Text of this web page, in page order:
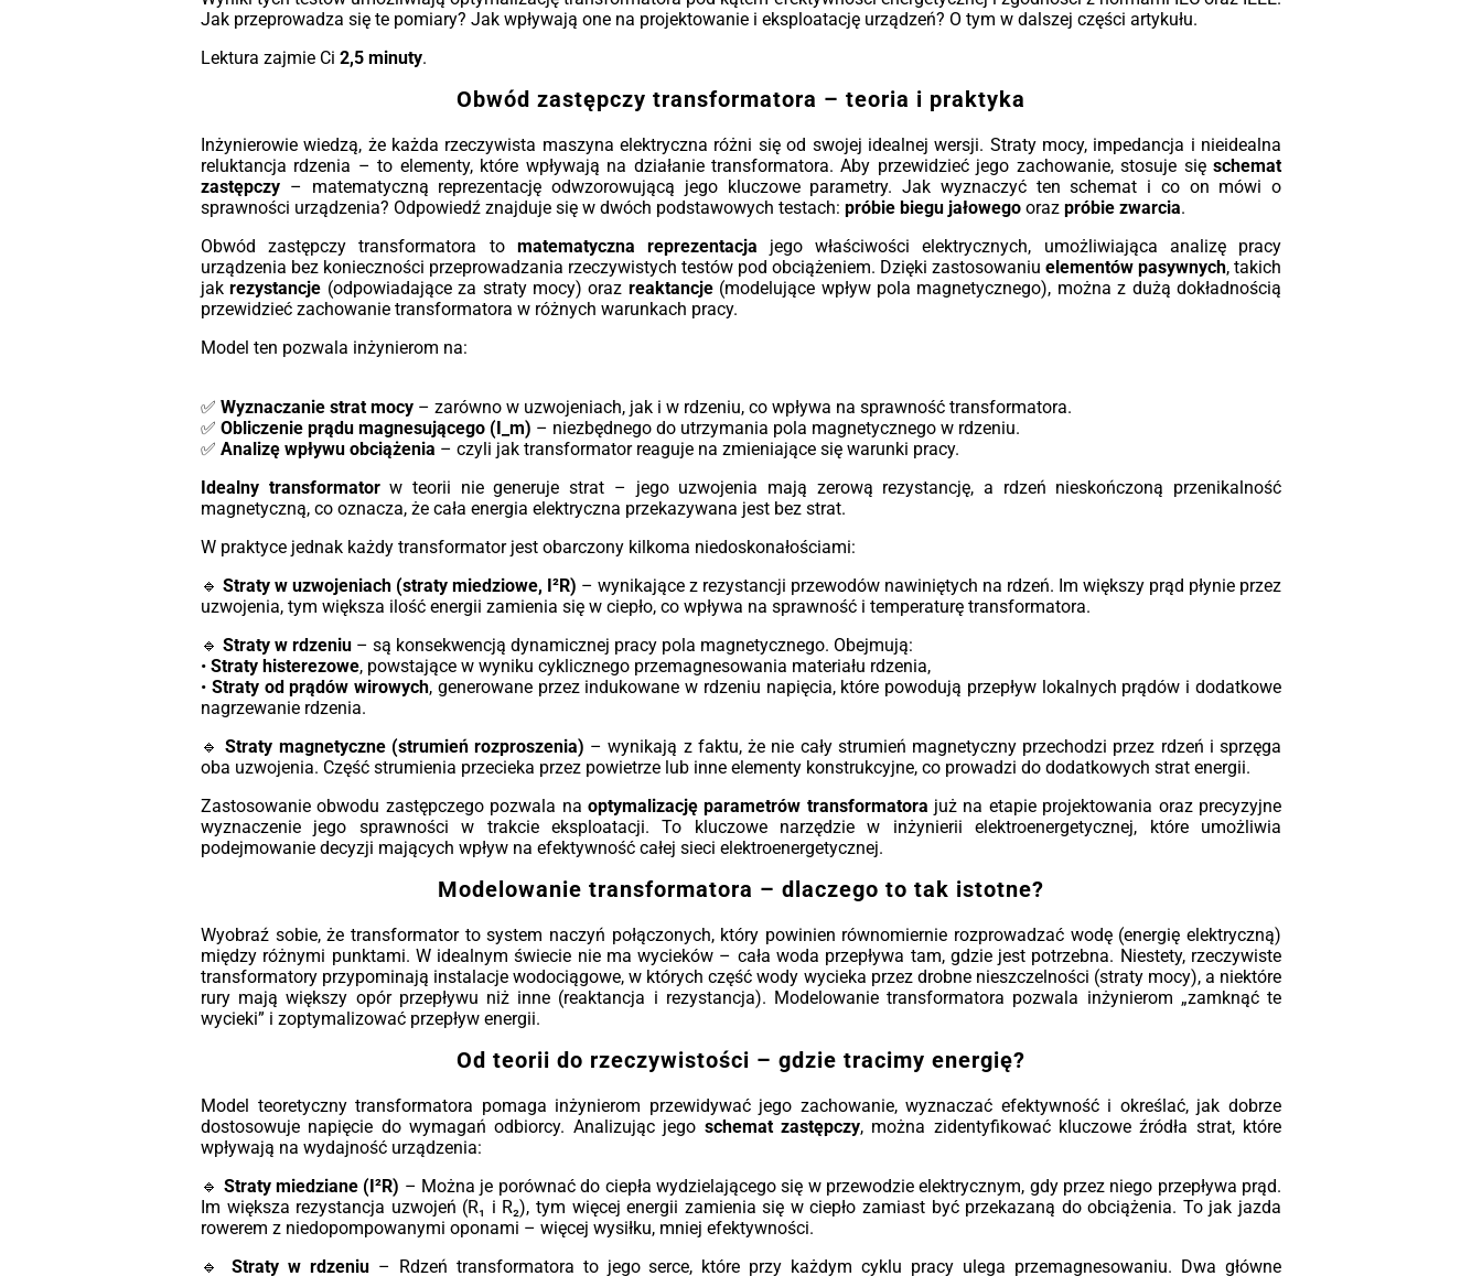
minimalne straty. Wyposażone w
możliwością blokady oraz porcelanowe
napięcia (NN), te transformatory oferują
Zaprojektowane do montażu zarówno
wewnątrz, jak i na zewnątrz, transformatory
MarkoEco2 oferują różnorodne opcje
zabezpieczeń i monitoringu, co zwiększa
Zaangażowanie firmy Energeks w jakość
jest widoczne w zgodności
transformatorów MarkoEco2 z surowymi
60076-1 oraz rozporządzeniami Ecodesign
gwarantują optymalną wydajność przy
minimalnych wymaganiach
konserwacyjnych, co czyni je niezawodną
inwestycją na przyszłość.
Dzięki możliwości monitorowania w czasie
rzeczywistym, transformatory olejowe
MarkoEco2 optymalizują koszty operacyjne
i zwiększają bezpieczeństwo. Solidna
konstrukcja i użycie materiałów odpornych
na korozję zapewniają długotrwałą
trwałość, co czyni te transformatory
idealnymi do zastosowań w energetyce
odnawialnej, przemyśle oraz w sektorze
energetyki wiatrowej. Wybierz
transformatory olejowe MarkoEco2, aby
niezawodnością i efektywnością
energetyczną.
jest samogasnący (klasa F1), co czyni go
biurowców czy zakładów przemysłowych,
gdzie ryzyko pożaru musi być zredukowane
Ekonomia pracy zgodnie z EcoDesign
Każdy transformator z serii TeoEco2,
niezależnie czy jest to jednostka 100 kVA
EcoDesign Tier 2 (Etap II). Zastosowanie
wysokiej jakości rdzeni magnetycznych
oraz uzwojeń aluminiowych pozwoliło nam
mniejszy ślad węglowy.
Elastyczność konfiguracji
inwestycja jest inna. Standardowo nasze
urządzenia pracują w chłodzeniu
naturalnym (AN) do temperatury otoczenia
pozwala na bezpieczne przeciążenie
jednostki w szczytach zapotrzebowania.
trudniejszych warunkach środowiskowych
Kluczowe parametry w skrócie:
15 MVA przy napięciu izolacji do 36 kV.
zanieczyszczenia.
Zabezpieczenia:
W standardzie montujemy
czujniki temperatury PTC lub PT100, które
współpracując z przekaźnikiem, chronią
urządzenie przed przegrzaniem.
na wstrząsy i drgania, a dzięki zwartej
konstrukcji łatwo je zintegrować w stacjach
pomieszczeniach technicznych.
Jak przeprowadza się te pomiary? Jak wpływają one na projektowanie i eksploatację urządzeń? O tym w dalszej części artykułu.
Lektura zajmie Ci 2,5 minuty.
Obwód zastępczy transformatora – teoria i praktyka
Inżynierowie wiedzą, że każda rzeczywista maszyna elektryczna różni się od swojej idealnej wersji. Straty mocy, impedancja i nieidealna
reluktancja rdzenia – to elementy, które wpływają na działanie transformatora. Aby przewidzieć jego zachowanie, stosuje się schemat
zastępczy – matematyczną reprezentację odwzorowującą jego kluczowe parametry. Jak wyznaczyć ten schemat i co on mówi o
sprawności urządzenia? Odpowiedź znajduje się w dwóch podstawowych testach: próbie biegu jałowego oraz próbie zwarcia.
Obwód zastępczy transformatora to matematyczna reprezentacja jego właściwości elektrycznych, umożliwiająca analizę pracy
urządzenia bez konieczności przeprowadzania rzeczywistych testów pod obciążeniem. Dzięki zastosowaniu elementów pasywnych, takich
jakrezystancje (odpowiadające za straty mocy) oraz reaktancje(modelujące wpływ pola magnetycznego), można z dużą dokładnością
przewidzieć zachowanie transformatora w różnych warunkach pracy.
Model ten pozwala inżynierom na:
✅ Wyznaczanie strat mocy – zarówno w uzwojeniach, jak i w rdzeniu, co wpływa na sprawność transformatora.
✅ Obliczenie prądu magnesującego (I_m) – niezbędnego do utrzymania pola magnetycznego w rdzeniu.
✅ Analizę wpływu obciążenia – czyli jak transformator reaguje na zmieniające się warunki pracy.
Idealny transformatorw teorii nie generuje strat – jego uzwojenia mają zerową rezystancję, a rdzeń nieskończoną przenikalność
magnetyczną, co oznacza, że cała energia elektryczna przekazywana jest bez strat.
W praktyce jednak każdy transformator jest obarczony kilkoma niedoskonałościami:
🔹 Straty w uzwojeniach (straty miedziowe, I²R) – wynikające z rezystancji przewodów nawiniętych na rdzeń. Im większy prąd płynie przez
uzwojenia, tym większa ilość energii zamienia się w ciepło, co wpływa na sprawność i temperaturę transformatora.
🔹 Straty w rdzeniu – są konsekwencją dynamicznej pracy pola magnetycznego. Obejmują:
• Straty histerezowe, powstające w wyniku cyklicznego przemagnesowania materiału rdzenia,
• Straty od prądów wirowych, generowane przez indukowane w rdzeniu napięcia, które powodują przepływ lokalnych prądów i dodatkowe
nagrzewanie rdzenia.
🔹Straty magnetyczne (strumień rozproszenia) – wynikają z faktu, że nie cały strumień magnetyczny przechodzi przez rdzeń i sprzęga
oba uzwojenia. Część strumienia przecieka przez powietrze lub inne elementy konstrukcyjne, co prowadzi do dodatkowych strat energii.
Zastosowanie obwodu zastępczego pozwala na optymalizację parametrów transformatora już na etapie projektowania oraz precyzyjne
wyznaczenie jego sprawności w trakcie eksploatacji. To kluczowe narzędzie w inżynierii elektroenergetycznej, które umożliwia
podejmowanie decyzji mających wpływ na efektywność całej sieci elektroenergetycznej.
Modelowanie transformatora – dlaczego to tak istotne?
Wyobraź sobie, że transformator to system naczyń połączonych, który powinien równomiernie rozprowadzać wodę (energię elektryczną)
między różnymi punktami. W idealnym świecie nie ma wycieków – cała woda przepływa tam, gdzie jest potrzebna. Niestety, rzeczywiste
transformatory przypominają instalacje wodociągowe, w których część wody wycieka przez drobne nieszczelności (straty mocy), a niektóre
rury mają większy opór przepływu niż inne (reaktancja i rezystancja). Modelowanie transformatora pozwala inżynierom „zamknąć te
wycieki” i zoptymalizować przepływ energii.
Od teorii do rzeczywistości – gdzie tracimy energię?
Model teoretyczny transformatora pomaga inżynierom przewidywać jego zachowanie, wyznaczać efektywność i określać, jak dobrze
dostosowuje napięcie do wymagań odbiorcy. Analizując jego schemat zastępczy, można zidentyfikować kluczowe źródła strat, które
wpływają na wydajność urządzenia:
🔹 Straty miedziane (I²R) – Można je porównać do ciepła wydzielającego się w przewodzie elektrycznym, gdy przez niego przepływa prąd.
Im większa rezystancja uzwojeń (R₁ i R₂), tym więcej energii zamienia się w ciepło zamiast być przekazaną do obciążenia. To jak jazda
rowerem z niedopompowanymi oponami – więcej wysiłku, mniej efektywności.
🔹 Straty w rdzeniu– Rdzeń transformatora to jego serce, które przy każdym cyklu pracy ulega przemagnesowaniu. Dwa główne